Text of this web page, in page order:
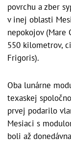
povrchu a zber
v inej oblasti
nepokojov (Mare
550 kilometrov,
Frigoris).
Oba lunárne
texaskej
prvej podarilo
Mesiaci s
boli až